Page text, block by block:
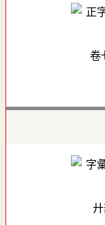
卷